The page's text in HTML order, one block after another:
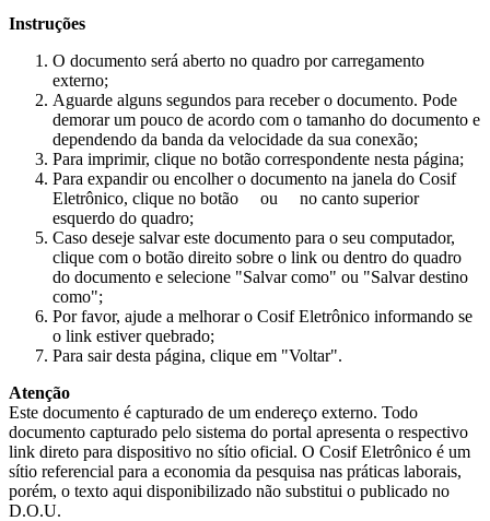
Instruções
O documento será aberto no quadro por carregamento
externo;
Aguarde alguns segundos para receber o documento. Pode
demorar um pouco de acordo com o tamanho do documento e
dependendo da banda da velocidade da sua conexão;
Para imprimir, clique no botão correspondente nesta página;
Para expandir ou encolher o documento na janela do Cosif
Eletrônico, clique no botão
ou
no canto superior
esquerdo do quadro;
Caso deseje salvar este documento para o seu computador,
clique com o botão direito sobre o link ou dentro do quadro
do documento e selecione "Salvar como" ou "Salvar destino
como";
Por favor, ajude a melhorar o Cosif Eletrônico informando se
o link estiver quebrado;
Para sair desta página, clique em "Voltar".
Atenção
Este documento é capturado de um endereço externo. Todo
documento capturado pelo sistema do portal apresenta o respectivo
link direto para dispositivo no sítio oficial. O Cosif Eletrônico é um
sítio referencial para a economia da pesquisa nas práticas laborais,
porém, o texto aqui disponibilizado não substitui o publicado no
D.O.U.